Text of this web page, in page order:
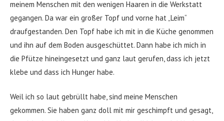
meinem Menschen mit den wenigen Haaren in die Werkstatt
gegangen. Da war ein großer Topf und vorne hat „Leim“
draufgestanden. Den Topf habe ich mit in die Küche genommen
und ihn auf dem Boden ausgeschüttet. Dann habe ich mich in
die Pfütze hineingesetzt und ganz laut gerufen, dass ich jetzt
klebe und dass ich Hunger habe.
Weil ich so laut gebrüllt habe, sind meine Menschen
gekommen. Sie haben ganz doll mit mir geschimpft und gesagt,